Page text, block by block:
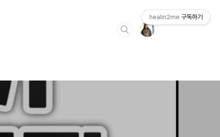
healin2me 구독하기